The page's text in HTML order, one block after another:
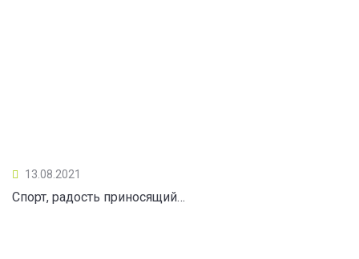
13.08.2021
Спорт, радость приносящий…